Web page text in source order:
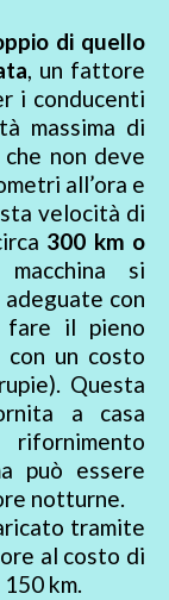
di quello
, un fattore
i conducenti
massima di
non deve
all’ora e
velocità di
300 km o
si
con
fare il pieno
un costo
Questa
a casa
può essere
notturne.
tramite
al costo di
km.